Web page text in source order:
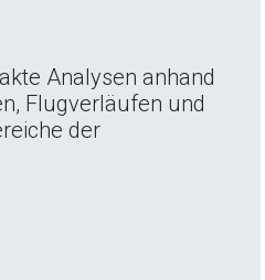
Analysen anhand
Flugverläufen und
der